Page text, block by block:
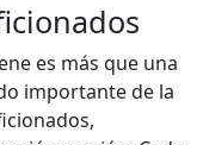
es más que una
importante de la